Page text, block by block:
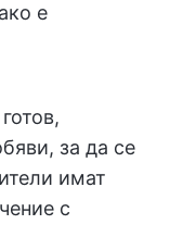
е
за да се
имат
с